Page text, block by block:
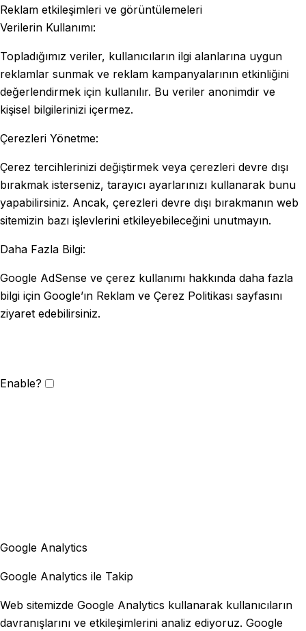
Reklam etkileşimleri ve görüntülemeleri
Verilerin Kullanımı:
Topladığımız veriler, kullanıcıların ilgi alanlarına uygun
reklamlar sunmak ve reklam kampanyalarının etkinliğini
değerlendirmek için kullanılır. Bu veriler anonimdir ve
kişisel bilgilerinizi içermez.
Çerezleri Yönetme:
Çerez tercihlerinizi değiştirmek veya çerezleri devre dışı
bırakmak isterseniz, tarayıcı ayarlarınızı kullanarak bunu
yapabilirsiniz. Ancak, çerezleri devre dışı bırakmanın web
sitemizin bazı işlevlerini etkileyebileceğini unutmayın.
Daha Fazla Bilgi:
Google AdSense ve çerez kullanımı hakkında daha fazla
bilgi için Google’ın Reklam ve Çerez Politikası sayfasını
ziyaret edebilirsiniz.
Enable?
Google Analytics
Google Analytics ile Takip
Web sitemizde Google Analytics kullanarak kullanıcıların
davranışlarını ve etkileşimlerini analiz ediyoruz. Google